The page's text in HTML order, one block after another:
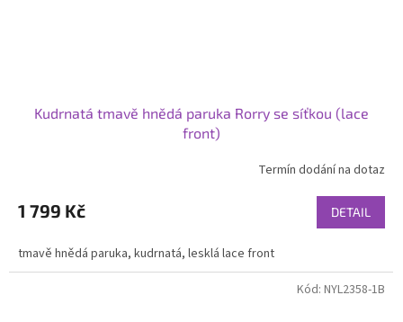
Kudrnatá tmavě hnědá paruka Rorry se síťkou (lace
front)
Termín dodání na dotaz
1 799 Kč DETAIL
tmavě hnědá paruka, kudrnatá, lesklá lace front
Kód: NYL2358-1B